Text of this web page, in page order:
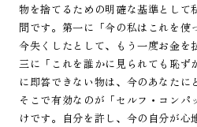
物を捨てるための明確な基準として
問です。第一に「今の私はこれを使
今失くしたとして、もう一度お金を
三に「これを誰かに見られても恥ず
に即答できない物は、今のあなたに
そこで有効なのが「セルフ・コン
けです。自分を許し、今の自分が心